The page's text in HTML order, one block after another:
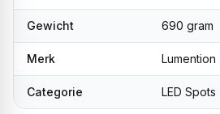
Gewicht 690 gram
Merk Lumention
Categorie LED Spots